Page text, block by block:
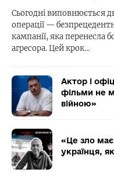
Сьогодні виповнюється
операції —
кампанії, яка перенесла
агресора. Цей крок…
Актор і
фільми не
війною»
«Це зло
українця,